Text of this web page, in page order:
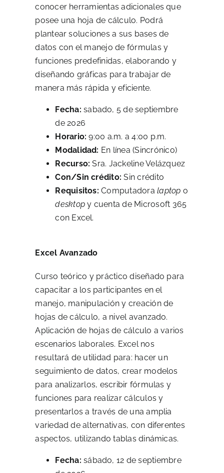
conocer herramientas adicionales que
posee una hoja de cálculo. Podrá
plantear soluciones a sus bases de
datos con el manejo de fórmulas y
funciones predefinidas, elaborando y
diseñando gráficas para trabajar de
manera más rápida y eficiente.
Fecha: sabado, 5 de septiembre
de 2026
Horario: 9:00 a.m. a 4:00 p.m.
Modalidad: En línea (Sincrónico)
Recurso: Sra. Jackeline Velázquez
Con/Sin crédito: Sin crédito
Requisitos: Computadoralaptop o
desktop y cuenta de Microsoft 365
con Excel.
Excel Avanzado
Curso teórico y práctico diseñado para
capacitar a los participantes en el
manejo, manipulación y creación de
hojas de cálculo, a nivel avanzado.
Aplicación de hojas de cálculo a varios
escenarios laborales. Excel nos
resultará de utilidad para: hacer un
seguimiento de datos, crear modelos
para analizarlos, escribir fórmulas y
funciones para realizar cálculos y
presentarlos a través de una amplia
variedad de alternativas, con diferentes
aspectos, utilizando tablas dinámicas.
Fecha: sábado, 12 de septiembre